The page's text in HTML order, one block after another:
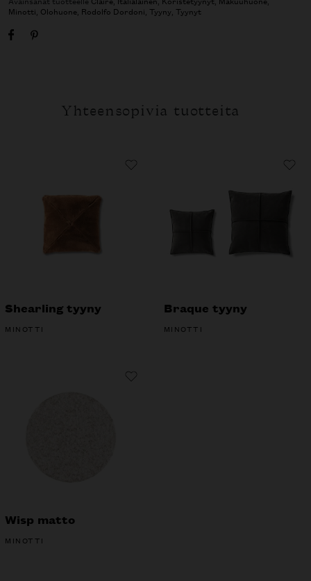
Minotti, Olohuone, Rodolfo Dordoni, Tyyny, Tyynyt
Yhteensopivia tuotteita
Shearling tyyny
MINOTTI
Braque tyyny
MINOTTI
Wisp matto
MINOTTI